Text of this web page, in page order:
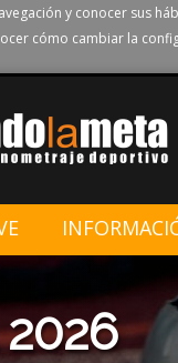
y conocer sus
cómo cambiar la